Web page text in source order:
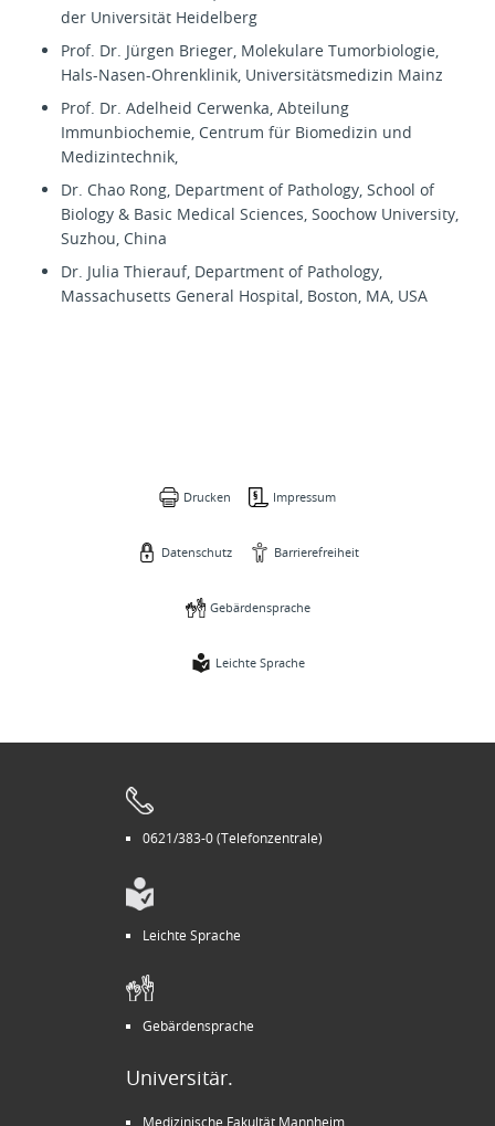
der Universität Heidelberg
Prof. Dr. Jürgen Brieger, Molekulare Tumorbiologie,
Hals-Nasen-Ohrenklinik, Universitätsmedizin Mainz
Prof. Dr. Adelheid Cerwenka, Abteilung
Immunbiochemie, Centrum für Biomedizin und
Medizintechnik,
Dr. Chao Rong, Department of Pathology, School of
Biology & Basic Medical Sciences, Soochow University,
Suzhou, China
Dr. Julia Thierauf, Department of Pathology,
Massachusetts General Hospital, Boston, MA, USA
Drucken Impressum
Datenschutz Barrierefreiheit
Gebärdensprache
Leichte Sprache
0621/383-0 (Telefonzentrale)
Leichte Sprache
Gebärdensprache
Universitär.
Medizinische Fakultät Mannheim